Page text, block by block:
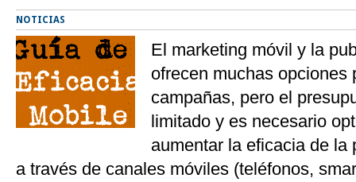
NOTICIAS
El marketing móvil y la
ofrecen muchas opciones
campañas, pero el
limitado y es necesario
aumentar la eficacia de la
a través de canales móviles (teléfonos,